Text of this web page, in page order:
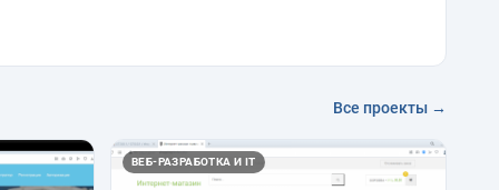
Все проекты →
ВЕБ-РАЗРАБОТКА И IT